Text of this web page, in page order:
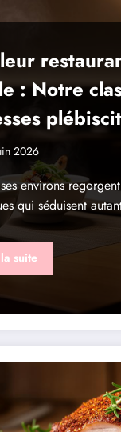
: Notre
pour
2026
environs
qui séduisent
suite